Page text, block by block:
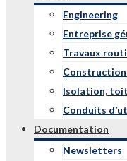
Engineering
Entreprise
Travaux
Isolation,
Conduits
Documentation
Newsletters